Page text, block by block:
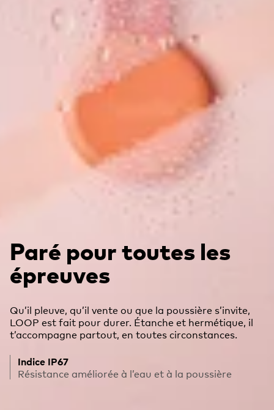
Paré pour toutes les
épreuves
Qu’il pleuve, qu’il vente ou que la poussière s’invite,
LOOP est fait pour durer. Étanche et hermétique, il
t’accompagne partout, en toutes circonstances.
Indice IP67
Résistance améliorée à l’eau et à la poussière